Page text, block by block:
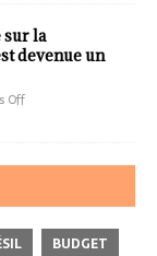
sur la
devenue un
Off
BUDGET